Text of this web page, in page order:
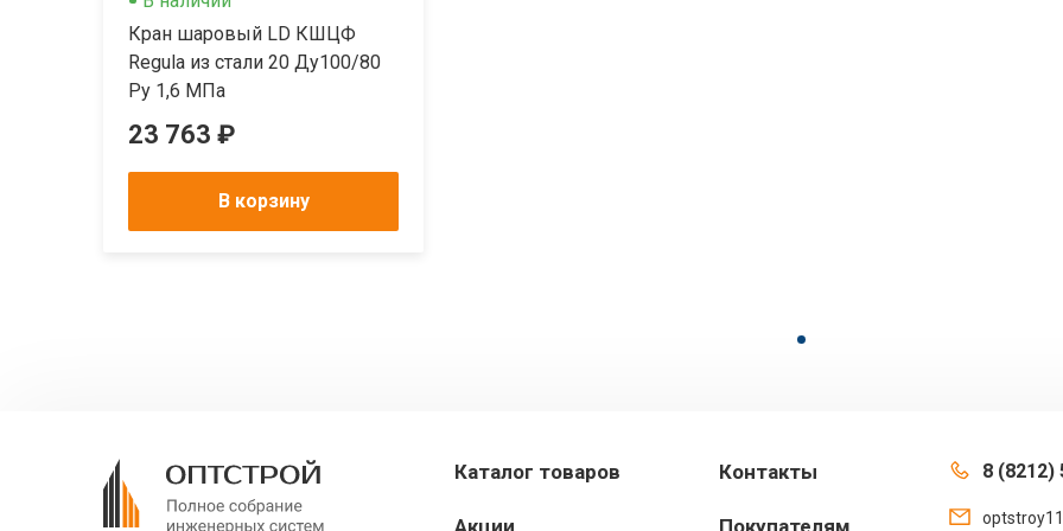
Кран шаровый LD КШЦФ
Regula из стали 20 Ду100/80
Ру 1,6 МПа
23 763 ₽
В корзину
Каталог товаров
Акции
Контакты
Покупателям
8 (8212)